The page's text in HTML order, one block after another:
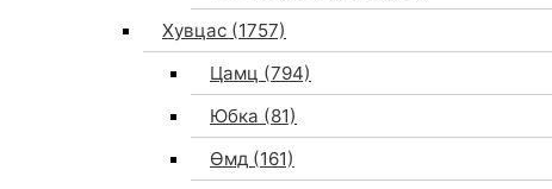
Хувцас (1757)
Цамц (794)
Юбка (81)
Өмд (161)